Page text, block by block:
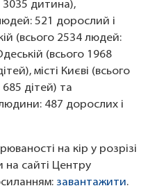
3035 дитина),
521 дорослий і
(всього 2534 людей:
(всього 1968
місті Києві (всього
дітей) та
487 дорослих і
на кір у розрізі
на сайті Центру
завантажити.